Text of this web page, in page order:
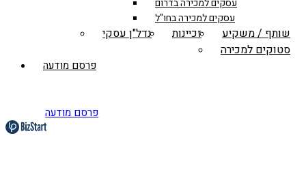
עסקים למכירה בדרום
עסקים למכירה בחו"ל
שותף / משקיע זכיינות
נדל"ן עסקי
סטוקים למכירה
פרסם מודעה
פרסם מודעה